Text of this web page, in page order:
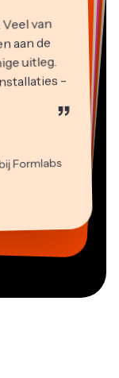
van
aan de
uitleg.
-
”
Formlabs